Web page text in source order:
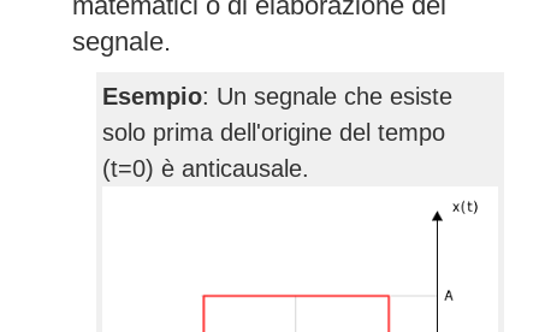
segnale.
Esempio: Un segnale che esiste
solo prima dell'origine del tempo
(t=0) è anticausale.